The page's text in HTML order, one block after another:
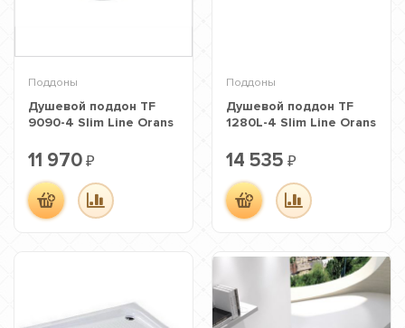
Поддоны
Душевой поддон TF
9090-4 Slim Line Orans
11 970 ₽
Поддоны
Душевой поддон TF
1280L-4 Slim Line Orans
14 535 ₽